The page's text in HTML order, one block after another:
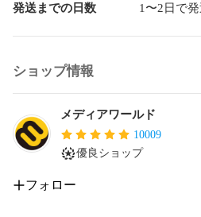
発送までの日数 1〜2日で
ショップ情報
メディアワールド
10009
優良ショップ
フォロー